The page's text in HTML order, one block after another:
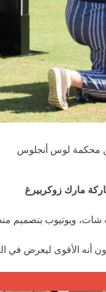
من محكمة لوس أنجلوس
مارك زوكربيرغ
شات، ويوتيوب بتصميم
أنه الأقوى ليعرض في